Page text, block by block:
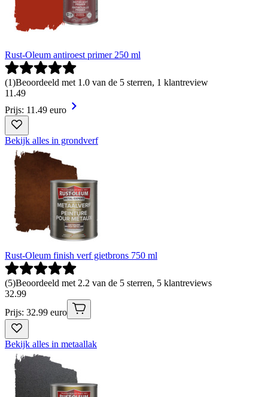
Rust-Oleum antiroest primer 250 ml
(1)Beoordeeld met 1.0 van de 5 sterren, 1 klantreview
11.49
Prijs: 11.49 euro
Bekijk alles in grondverf
Rust-Oleum finish verf gietbrons 750 ml
(5)Beoordeeld met 2.2 van de 5 sterren, 5 klantreviews
32.99
Prijs: 32.99 euro
Bekijk alles in metaallak